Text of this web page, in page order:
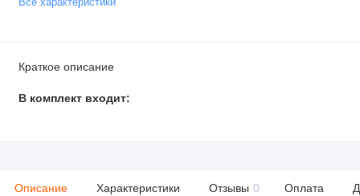
Все характеристики
Краткое описание
В комплект входит:
Описание Характеристики Отзывы 0 Оплата